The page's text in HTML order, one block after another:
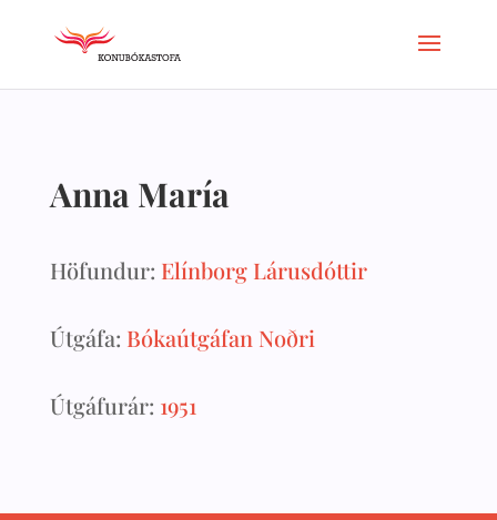
Anna María
Höfundur: Elínborg Lárusdóttir
Útgáfa: Bókaútgáfan Noðri
Útgáfurár: 1951